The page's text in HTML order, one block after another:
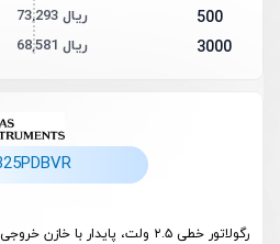
500 73,293 ریال
3000 68,581 ریال
رگولاتور خطی ۲.۵ ولت، پایدار با خازن خروجی کوچک (1µF)